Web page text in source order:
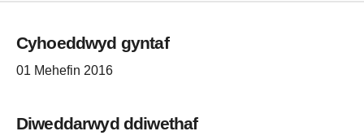
Cyhoeddwyd gyntaf
01 Mehefin 2016
Diweddarwyd ddiwethaf